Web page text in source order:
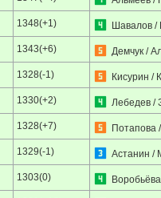
1348(+1) Шавалов
1343(+6) Демчук /
1328(-1) Кисурин /
1330(+2) Лебедев /
1328(+7) Потапова
1329(-1) Астанин /
1303(0)